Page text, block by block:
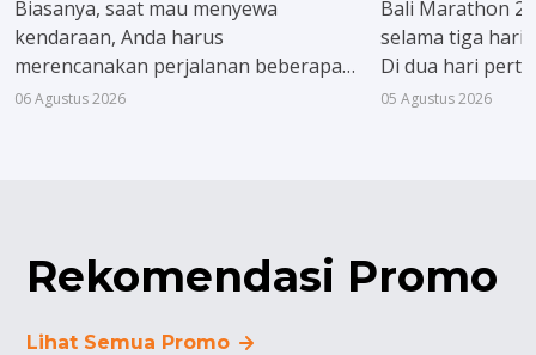
Biasanya, saat mau menyewa
kendaraan, Anda harus
merencanakan perjalanan beberapa
hari sebelumnya. Padahal, urusan
06 Agustus 2026
Bali Marathon
selama tiga hari,
Di dua hari
diwajibkan
05 Agustus 2026
Rekomendasi Promo
Lihat Semua Promo